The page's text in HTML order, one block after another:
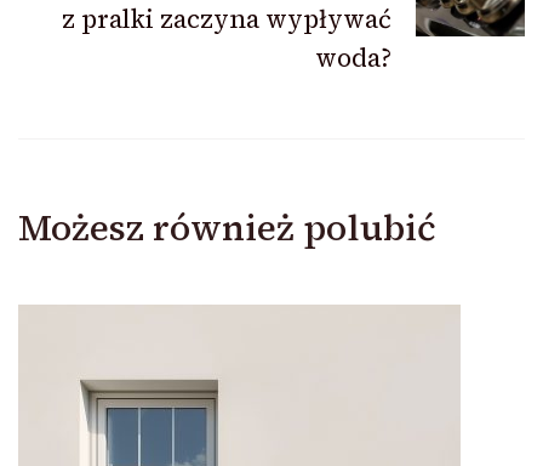
z pralki zaczyna wypływać
woda?
Możesz również polubić